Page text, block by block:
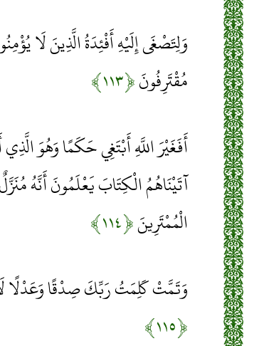
وَلِتَصْغَى إِلَيْهِ أَفْئِدَةُ الَّذِينَ لَا
مُقْتَرِفُونَ﴿۱۱۳﴾
أَفَغَيْرَ اللَّهِ أَبْتَغِي حَكَمًا وَهُوَ
آتَيْنَاهُمُ الْكِتَابَ يَعْلَمُونَ أَنَّهُ
الْمُمْتَرِينَ﴿۱۱۴﴾
وَتَمَّتْ كَلِمَتُ رَبِّكَ صِدْقًا وَعَدْلًا
﴿۱۱۵﴾